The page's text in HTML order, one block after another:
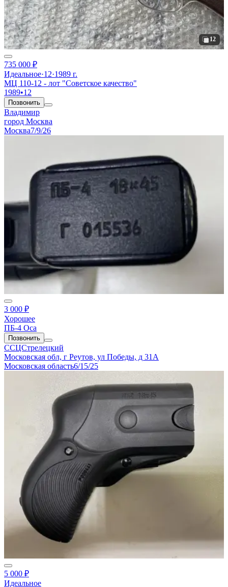
12
735 000 ₽
Идеальное·12·1989 г.
МЦ 110-12 - лот "Советское качество"
1989•12
Позвонить
Владимир
город Москва
Москва7/9/26
3 000 ₽
Хорошее
ПБ-4 Оса
Позвонить
ССЦСтрелецкий
Московская обл, г Реутов, ул Победы, д 31А
Московская область6/15/25
5 000 ₽
Идеальное